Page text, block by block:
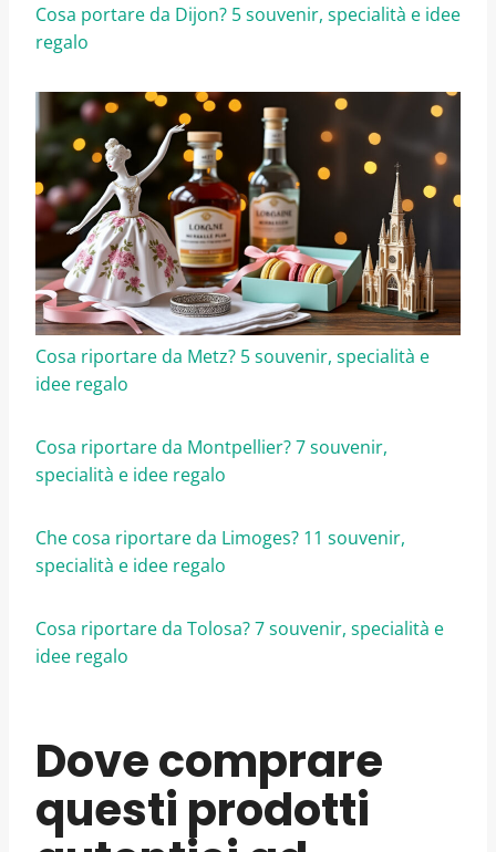
Cosa portare da Dijon? 5 souvenir, specialità e idee
regalo
Cosa riportare da Metz? 5 souvenir, specialità e
idee regalo
Cosa riportare da Montpellier? 7 souvenir,
specialità e idee regalo
Che cosa riportare da Limoges? 11 souvenir,
specialità e idee regalo
Cosa riportare da Tolosa? 7 souvenir, specialità e
idee regalo
Dove comprare
questi prodotti